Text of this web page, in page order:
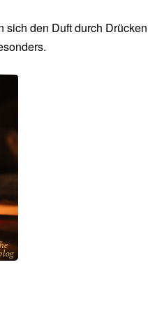
sich den Duft durch Drücken